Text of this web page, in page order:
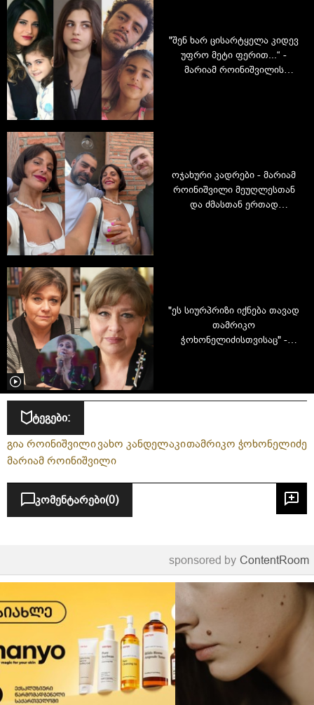
"შენ ხარ ცისარტყელა კიდევ
უფრო მეტი ფერით...“ -
მარიამ როინიშვილის
ოჯახური კადრები - მარიამ
როინიშვილი მეუღლესთან
და ძმასთან ერთად
"ეს სიურპრიზი იქნება თავად
თამრიკო
ჭოხონელიძისთვისაც" -
წლის შემდეგ იპოვეს - რა
ტეგები:
გია როინიშვილივახო კანდელაკითამრიკო ჭოხონელიძე
მარიამ როინიშვილი
კომენტარები(0)
sponsored by ContentRoom